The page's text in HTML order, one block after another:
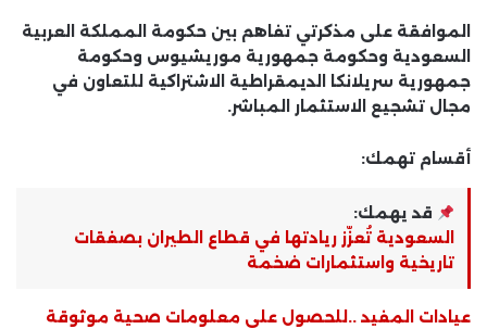
الموافقة على مذكرتي تفاهم بين حكومة المملكة العربية
السعودية وحكومة جمهورية موريشيوس وحكومة
جمهورية سريلانكا الديمقراطية الاشتراكية للتعاون في
مجال تشجيع الاستثمار المباشر.
أقسام تهمك:
قد يهمك:
السعودية تُعزّز ريادتها في قطاع الطيران بصفقات
تاريخية واستثمارات ضخمة
عيادات المفيد ..للحصول على معلومات صحية موثوقة